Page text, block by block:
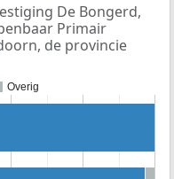
De Bongerd,
Primair
de provincie
Overig